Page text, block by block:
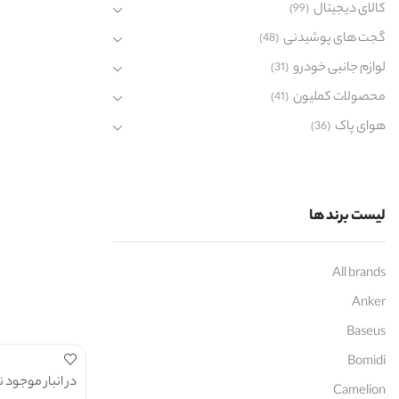
در انبار
کالای دیجیتال (99)
گجت های پوشیدنی (48)
لوازم جانبی خودرو (31)
محصولات کملیون (41)
هوای پاک (36)
لیست برند ها
All brands
Anker
Baseus
Bomidi
Camelion